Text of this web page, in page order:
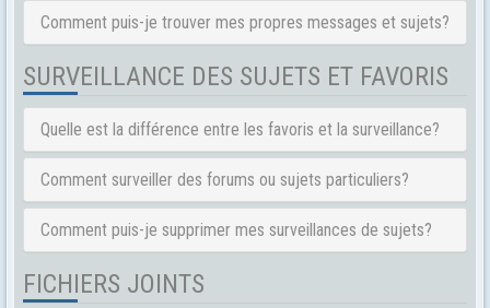
Comment puis-je trouver mes propres messages et sujets?
SURVEILLANCE DES SUJETS ET FAVORIS
Quelle est la différence entre les favoris et la surveillance?
Comment surveiller des forums ou sujets particuliers?
Comment puis-je supprimer mes surveillances de sujets?
FICHIERS JOINTS